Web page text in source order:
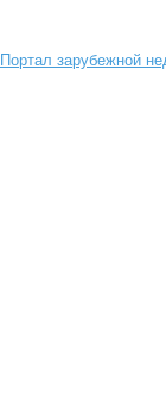
Портал зарубежной